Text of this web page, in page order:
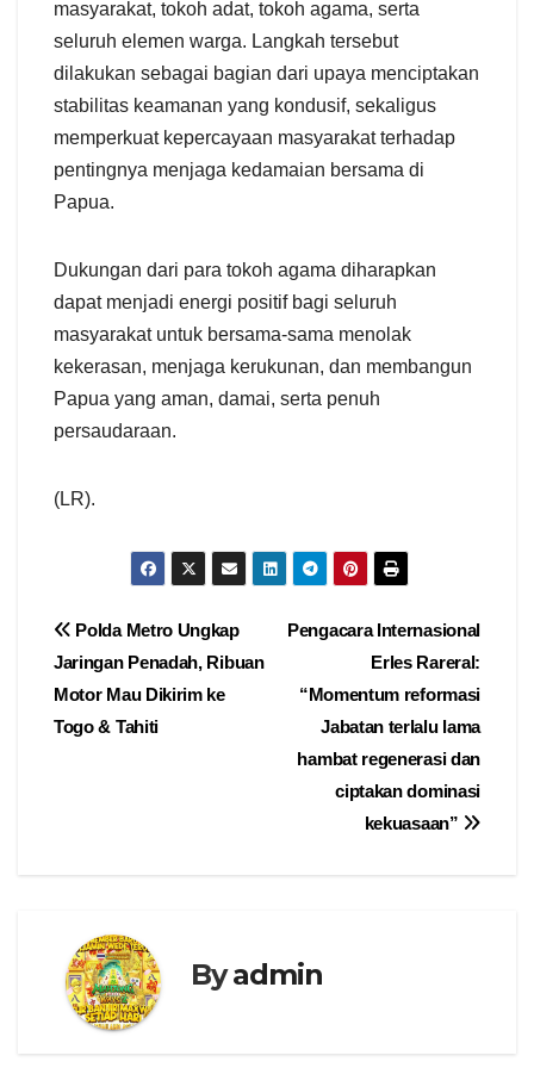
masyarakat, tokoh adat, tokoh agama, serta
seluruh elemen warga. Langkah tersebut
dilakukan sebagai bagian dari upaya menciptakan
stabilitas keamanan yang kondusif, sekaligus
memperkuat kepercayaan masyarakat terhadap
pentingnya menjaga kedamaian bersama di
Papua.
Dukungan dari para tokoh agama diharapkan
dapat menjadi energi positif bagi seluruh
masyarakat untuk bersama-sama menolak
kekerasan, menjaga kerukunan, dan membangun
Papua yang aman, damai, serta penuh
persaudaraan.
(LR).
Navigasi
pos
Pengacara Internasional
Erles Rareral:
“Momentum reformasi
Jabatan terlalu lama
hambat regenerasi dan
ciptakan dominasi
kekuasaan”
Polda Metro Ungkap
Jaringan Penadah, Ribuan
Motor Mau Dikirim ke
Togo & Tahiti
Byadmin